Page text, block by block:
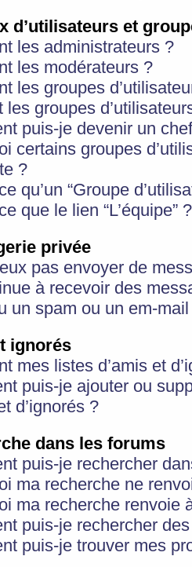
d’utilisateurs et
les administrateurs ?
les modérateurs ?
les groupes
les groupes
puis-je devenir un
certains groupes
?
qu’un “Groupe
que le lien “L’équipe” ?
privée
pas envoyer de
à recevoir des
un spam ou un em-
ignorés
mes listes d’amis et
puis-je ajouter ou
d’ignorés ?
dans les forums
puis-je rechercher
ma recherche ne
ma recherche renvoie
puis-je rechercher
puis-je trouver mes